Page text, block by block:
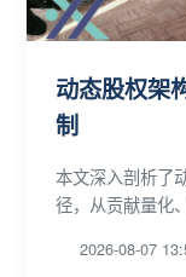
动态股权架
制
本文深入剖析了
径，从贡献量化
2026-08-07